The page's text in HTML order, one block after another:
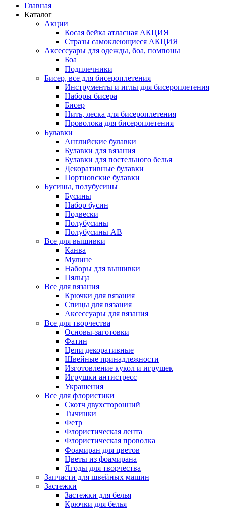
Главная
Каталог
Акции
Косая бейка атласная АКЦИЯ
Стразы самоклеющиеся АКЦИЯ
Аксессуары для одежды, боа, помпоны
Боа
Подплечники
Бисер, все для бисероплетения
Инструменты и иглы для бисероплетения
Наборы бисера
Бисер
Нить, леска для бисероплетения
Проволока для бисероплетения
Булавки
Английские булавки
Булавки для вязания
Булавки для постельного белья
Декоративные булавки
Портновские булавки
Бусины, полубусины
Бусины
Набор бусин
Подвески
Полубусины
Полубусины AB
Все для вышивки
Канва
Мулине
Наборы для вышивки
Пяльца
Все для вязания
Крючки для вязания
Спицы для вязания
Аксессуары для вязания
Все для творчества
Основы-заготовки
Фатин
Цепи декоративные
Швейные принадлежности
Изготовление кукол и игрушек
Игрушки антистресс
Украшения
Все для флористики
Скотч двухсторонний
Тычинки
Фетр
Флористическая лента
Флористическая проволка
Фоамиран для цветов
Цветы из фоамирана
Ягоды для творчества
Запчасти для швейных машин
Застежки
Застежки для белья
Крючки для белья